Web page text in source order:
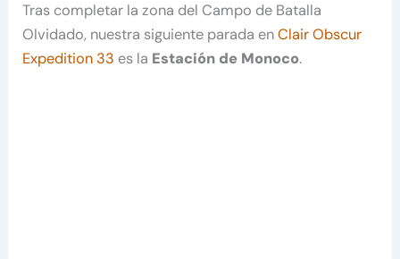
Tras completar la zona del Campo de Batalla
Olvidado, nuestra siguiente parada enClair Obscur
Expedition 33 es la Estación de Monoco.